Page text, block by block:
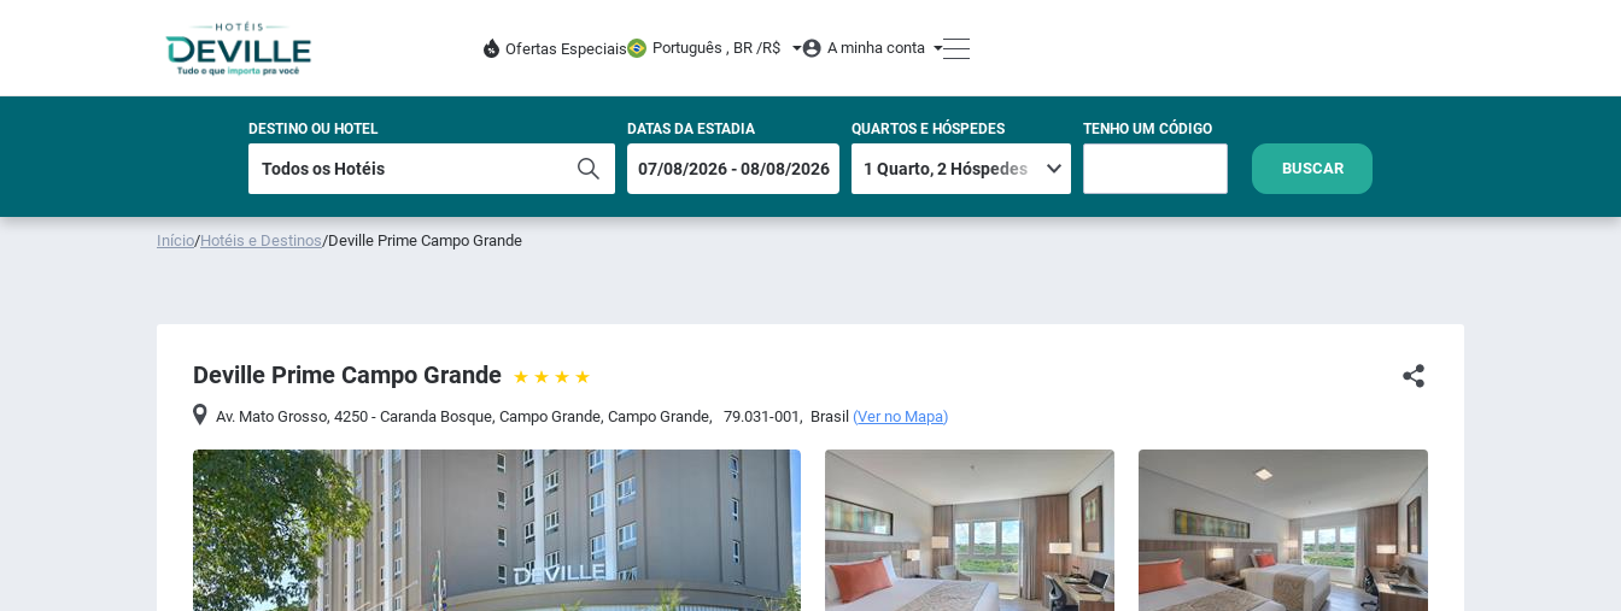
Ofertas Especiais Português , BR /R$ A minha conta
DESTINO OU HOTEL DATAS DA ESTADIA QUARTOS E HÓSPEDES TENHO UM CÓDIGO
BUSCAR
Início/Hotéis e Destinos/Deville Prime Campo Grande
Deville Prime Campo Grande
Av. Mato Grosso, 4250 - Caranda Bosque, Campo Grande,Campo Grande, 79.031-001, Brasil (Ver no Mapa)